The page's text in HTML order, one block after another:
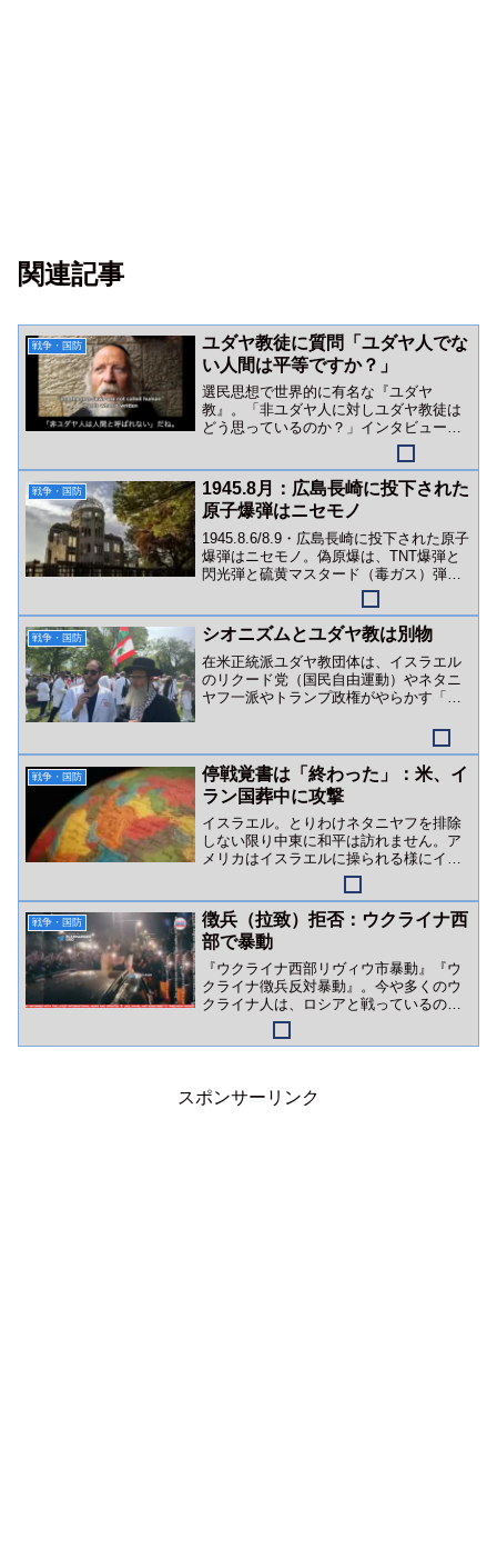
関連記事
戦争・国防
ユダヤ教徒に質問「ユダヤ人でな
い人間は平等ですか？」
選民思想で世界的に有名な『ユダヤ
教』。「非ユダヤ人に対しユダヤ教徒は
どう思っているのか？」インタビュー動
戦争・国防
1945.8月：広島長崎に投下された
原子爆弾はニセモノ
1945.8.6/8.9・広島長崎に投下された原子
爆弾はニセモノ。偽原爆は、TNT爆弾と
閃光弾と硫黄マスタード（毒ガス）弾な
戦争・国防 シオニズムとユダヤ教は別物
在米正統派ユダヤ教団体は、イスラエル
のリクード党（国民自由運動）やネタニ
ヤフ一派やトランプ政権がやらかす「ユ
戦争・国防
停戦覚書は「終わった」：米、イ
ラン国葬中に攻撃
イスラエル。とりわけネタニヤフを排除
しない限り中東に和平は訪れません。ア
メリカはイスラエルに操られる様にイラ
ンを攻撃。狙いはイランカーグ（ハール
戦争・国防
徴兵（拉致）拒否：ウクライナ西
部で暴動
『ウクライナ西部リヴィウ市暴動』『ウ
クライナ徴兵反対暴動』。今や多くのウ
クライナ人は、ロシアと戦っているので
はなくゼレンスキー政権（＆英米金融勢
力）と戦っています。
スポンサーリンク